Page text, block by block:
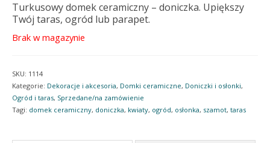
Turkusowy domek ceramiczny – doniczka. Upiększy
Twój taras, ogród lub parapet.
Brak w magazynie
SKU: 1114
Kategorie: Dekoracje i akcesoria, Domki ceramiczne, Doniczki i osłonki,
Ogród i taras, Sprzedane/na zamówienie
Tagi: domek ceramiczny, doniczka, kwiaty, ogród, osłonka, szamot, taras